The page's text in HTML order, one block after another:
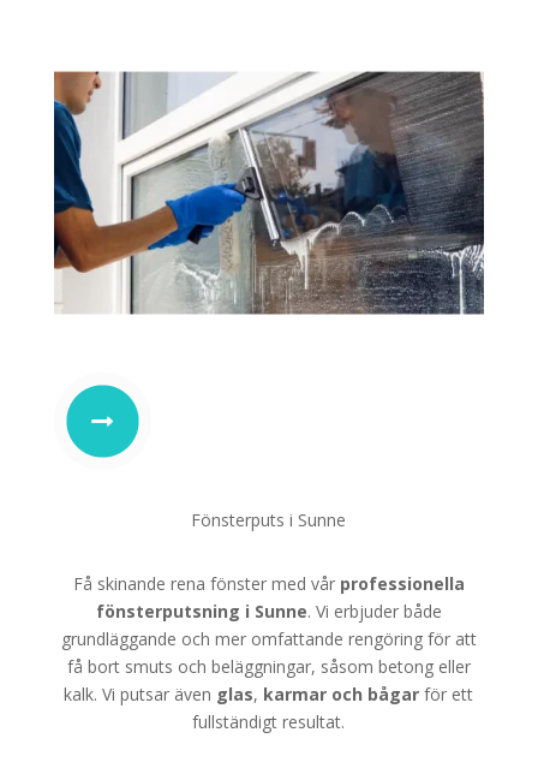
Fönsterputs i Sunne
Få skinande rena fönster med vår professionella
fönsterputsning i Sunne. Vi erbjuder både
grundläggande och mer omfattande rengöring för att
få bort smuts och beläggningar, såsom betong eller
kalk. Vi putsar även glas, karmar och bågar för ett
fullständigt resultat.